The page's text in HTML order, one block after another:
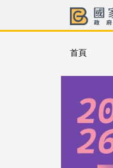
首頁